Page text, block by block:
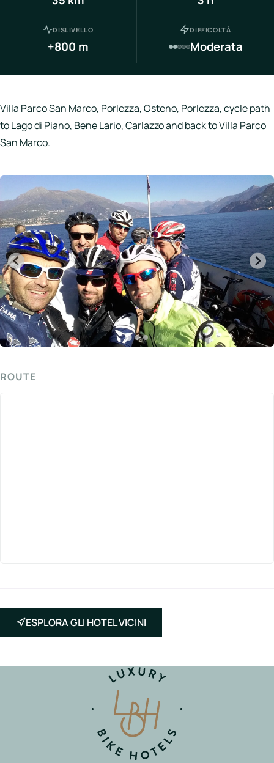
Northen
Souther
Hotels
Unisciti
a
LBH
Login
DISLIVELLO
+800 m
DIFFICOLTÀ
Moderata
Villa Parco San Marco, Porlezza, Osteno, Porlezza, cycle path
to Lago di Piano, Bene Lario, Carlazzo and back to Villa Parco
San Marco.
ROUTE
ESPLORA GLI HOTEL VICINI